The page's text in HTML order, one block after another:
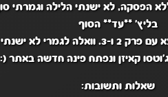
הפסקה, לא ישנתי הלילה
בליץ' **עד** הסוף
קאיזן ונפתח פינה חדשה באתר (:
שאלות ותשובות: